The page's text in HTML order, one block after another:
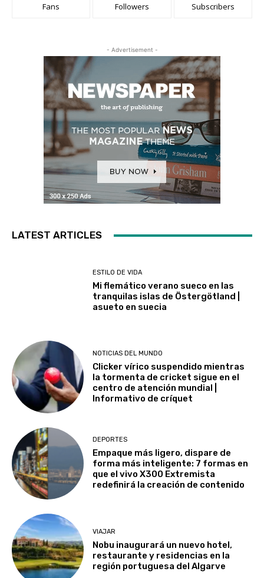
Fans Followers Subscribers
- Advertisement -
LATEST ARTICLES
ESTILO DE VIDA
Mi flemático verano sueco en las
tranquilas islas de Östergötland |
asueto en suecia
NOTICIAS DEL MUNDO
Clicker vírico suspendido mientras
la tormenta de cricket sigue en el
centro de atención mundial |
Informativo de críquet
DEPORTES
Empaque más ligero, dispare de
forma más inteligente: 7 formas en
que el vivo X300 Extremista
redefinirá la creación de contenido
VIAJAR
Nobu inaugurará un nuevo hotel,
restaurante y residencias en la
región portuguesa del Algarve